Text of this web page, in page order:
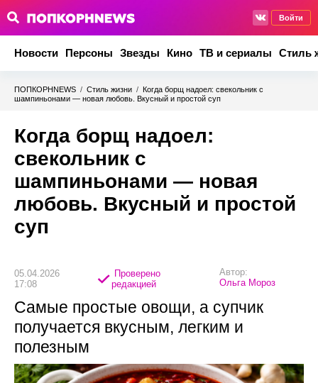
Войти
Новости Персоны Звезды Кино ТВ и сериалы Стиль
ПОПКОРНNEWS / Стиль жизни / Когда борщ надоел: свекольник с
шампиньонами — новая любовь. Вкусный и простой суп
Когда борщ надоел:
свекольник с
шампиньонами — новая
любовь. Вкусный и простой
суп
05.04.2026
17:08
Проверено
редакцией
Автор:
Ольга Мороз
Самые простые овощи, а супчик
получается вкусным, легким и
полезным